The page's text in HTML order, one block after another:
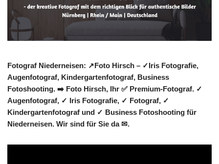
Fotograf Niederneisen: ↗️Foto Hirsch – ✓Iris Fotografie,
Augenfotograf, Kindergartenfotograf, Business
Fotoshooting. ➡️ Foto Hirsch, Ihr ✅ Premium-Fotograf. ✓
Augenfotograf, ✓ Iris Fotografie, ✓ Fotograf, ✓
Kindergartenfotograf und ✓ Business Fotoshooting für
Niederneisen. Wir sind für Sie da ✉.